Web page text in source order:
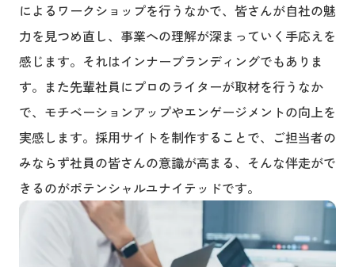
によるワークショップを行うなかで、皆さんが自社の魅
力を見つめ直し、事業への理解が深まっていく手応えを
感じます。それはインナーブランディングでもありま
す。また先輩社員にプロのライターが取材を行うなか
で、モチベーションアップやエンゲージメントの向上を
実感します。採用サイトを制作することで、ご担当者の
みならず社員の皆さんの意識が高まる、そんな伴走がで
きるのがポテンシャルユナイテッドです。